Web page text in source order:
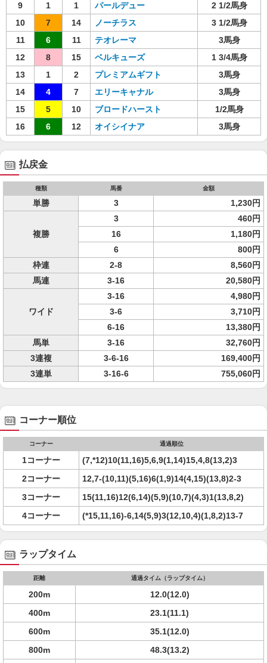
9
1 1 パールデュー
2 1/2馬身
10
7 14 ノーチラス
3 1/2馬身
11
6 11 テオレーマ
3馬身
12
8 15 ベルキューズ
1 3/4馬身
13
1 2 プレミアムギフト
3馬身
14
4 7 エリーキャナル
3馬身
15
5 10 ブロードハースト
1/2馬身
16
6 12 オイシイナア 3馬身
払戻金
種類 馬番 金額
単勝 3 1,230円
複勝
3
460円
16
1,180円
6
800円
枠連
2-8
8,560円
馬連
3-16 20,580円
ワイド
3-16
4,980円
3-6
3,710円
6-16
13,380円
馬単
3-16
32,760円
3連複
3-6-16
169,400円
3連単
3-16-6 755,060円
コーナー順位
コーナー 通過順位
1コーナー
(7,*12)10(11,16)5,6,9(1,14)15,4,8(13,2)3
2コーナー
12,7-(10,11)(5,16)6(1,9)14(4,15)(13,8)2-3
3コーナー
15(11,16)12(6,14)(5,9)(10,7)(4,3)1(13,8,2)
4コーナー
(*15,11,16)-6,14(5,9)3(12,10,4)(1,8,2)13-7
ラップタイム
距離 通過タイム（ラップタイム）
200m
12.0(12.0)
400m
23.1(11.1)
600m
35.1(12.0)
800m
48.3(13.2)